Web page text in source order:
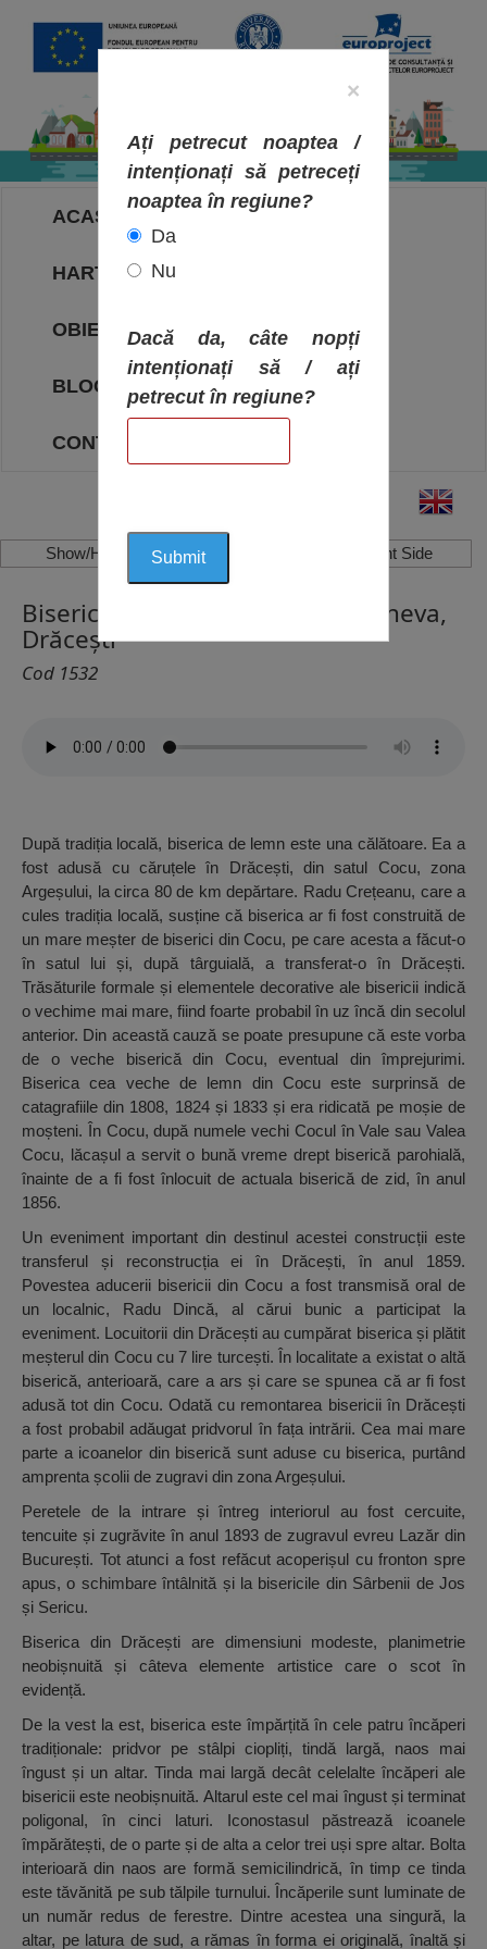
ACASA
HARTA OBIECTIVELOR
OBIECTIVE
BLOG
CONTACT
Show/Hide Left Side Show/Hide Right Side
Biserica de Lemn Sfânta Parascheva,
Drăcești
Cod 1532
După tradiția locală, biserica de lemn este una călătoare. Ea a
fost adusă cu căruțele în Drăcești, din satul Cocu, zona
Argeșului, la circa 80 de km depărtare. Radu Crețeanu, care a
cules tradiția locală, susține că biserica ar fi fost construită de
un mare meșter de biserici din Cocu, pe care acesta a făcut-o
în satul lui și, după târguială, a transferat-o în Drăcești.
Trăsăturile formale și elementele decorative ale bisericii indică
o vechime mai mare, fiind foarte probabil în uz încă din secolul
anterior. Din această cauză se poate presupune că este vorba
de o veche biserică din Cocu, eventual din împrejurimi.
Biserica cea veche de lemn din Cocu este surprinsă de
catagrafiile din 1808, 1824 și 1833 și era ridicată pe moșie de
moșteni. În Cocu, după numele vechi Cocul în Vale sau Valea
Cocu, lăcașul a servit o bună vreme drept biserică parohială,
înainte de a fi fost înlocuit de actuala biserică de zid, în anul
1856.
Un eveniment important din destinul acestei construcții este
transferul și reconstrucția ei în Drăcești, în anul 1859.
Povestea aducerii bisericii din Cocu a fost transmisă oral de
un localnic, Radu Dincă, al cărui bunic a participat la
eveniment. Locuitorii din Drăcești au cumpărat biserica și plătit
meșterul din Cocu cu 7 lire turcești. În localitate a existat o altă
biserică, anterioară, care a ars și care se spunea că ar fi fost
adusă tot din Cocu. Odată cu remontarea bisericii în Drăcești
a fost probabil adăugat pridvorul în fața intrării. Cea mai mare
parte a icoanelor din biserică sunt aduse cu biserica, purtând
amprenta școlii de zugravi din zona Argeșului.
Peretele de la intrare și întreg interiorul au fost cercuite,
tencuite și zugrăvite în anul 1893 de zugravul evreu Lazăr din
București. Tot atunci a fost refăcut acoperișul cu fronton spre
apus, o schimbare întâlnită și la bisericile din Sârbenii de Jos
și Sericu.
Biserica din Drăcești are dimensiuni modeste, planimetrie
neobișnuită și câteva elemente artistice care o scot în
evidență.
De la vest la est, biserica este împărțită în cele patru încăperi
tradiționale: pridvor pe stâlpi ciopliți, tindă largă, naos mai
îngust și un altar. Tinda mai largă decât celelalte încăperi ale
bisericii este neobișnuită. Altarul este cel mai îngust și terminat
poligonal, în cinci laturi. Iconostasul păstrează icoanele
împărătești, de o parte și de alta a celor trei uși spre altar. Bolta
interioară din naos are formă semicilindrică, în timp ce tinda
este tăvănită pe sub tălpile turnului. Încăperile sunt luminate de
un număr redus de ferestre. Dintre acestea una singură, la
altar, pe latura de sud, a rămas în forma ei originală, înaltă și
×
Ați petrecut noaptea /
intenționați să petreceți
noaptea în regiune?
Da
Nu
Dacă da, câte nopți
intenționați să / ați
petrecut în regiune?